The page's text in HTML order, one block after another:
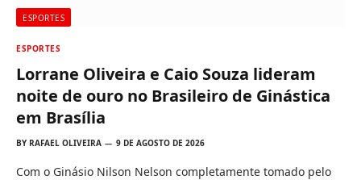
ESPORTES
ESPORTES
Lorrane Oliveira e Caio Souza lideram
noite de ouro no Brasileiro de Ginástica
em Brasília
BY RAFAEL OLIVEIRA 9 DE AGOSTO DE 2026
Com o Ginásio Nilson Nelson completamente tomado pelo